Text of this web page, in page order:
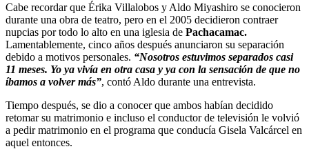
Cabe recordar que Érika Villalobos y Aldo Miyashiro se conocieron
durante una obra de teatro, pero en el 2005 decidieron contraer
nupcias por todo lo alto en una iglesia de Pachacamac.
Lamentablemente, cinco años después anunciaron su separación
debido a motivos personales. “Nosotros estuvimos separados casi
11 meses. Yo ya vivía en otra casa y ya con la sensación de que no
íbamos a volver más”, contó Aldo durante una entrevista.
Tiempo después, se dio a conocer que ambos habían decidido
retomar su matrimonio e incluso el conductor de televisión le volvió
a pedir matrimonio en el programa que conducía Gisela Valcárcel en
aquel entonces.